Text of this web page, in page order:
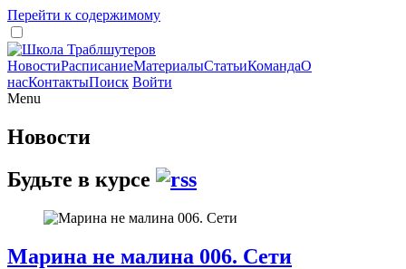
Перейти к содержимому
НовостиРасписаниеМатериалыСтатьиКомандаО
насКонтактыПоиск Войти
Menu
Новости
Будьте в курсе
Марина не малина 006. Сети